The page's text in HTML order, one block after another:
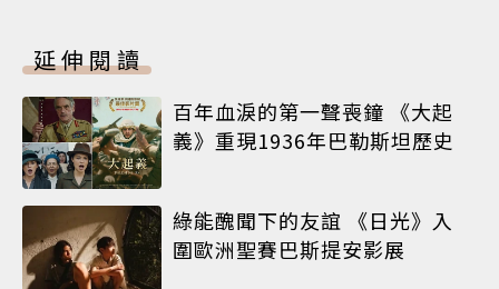
延伸閱讀
百年血淚的第一聲喪鐘 《大起
義》重現1936年巴勒斯坦歷史
綠能醜聞下的友誼 《日光》入
圍歐洲聖賽巴斯提安影展